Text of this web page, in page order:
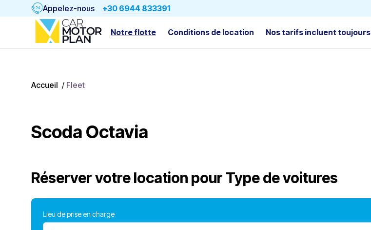
Appelez-nous +30 6944 833391
Notre flotte Conditions de location Nos tarifs incluent toujours
Accueil / Fleet
Scoda Octavia
Réserver votre location pour Type de voitures
Lieu de prise en charge